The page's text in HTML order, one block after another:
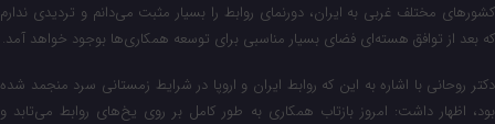
کشورهای مختلف غربی به ایران، دورنمای روابط را بسیار مثبت می‌دانم و تردیدی ندارم
که بعد از توافق هسته‌ای فضای بسیار مناسبی برای توسعه همکاری‌ها بوجود خواهد آمد.
دکتر روحانی با اشاره به این که روابط ایران و اروپا در شرایط زمستانی سرد منجمد شده
بود، اظهار داشت: امروز بازتاب همکاری به طور کامل بر روی یخ‌های روابط می‌تابد و